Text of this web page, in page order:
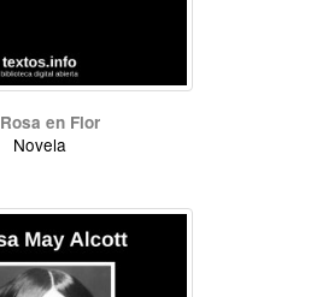
Rosa en Flor
Novela